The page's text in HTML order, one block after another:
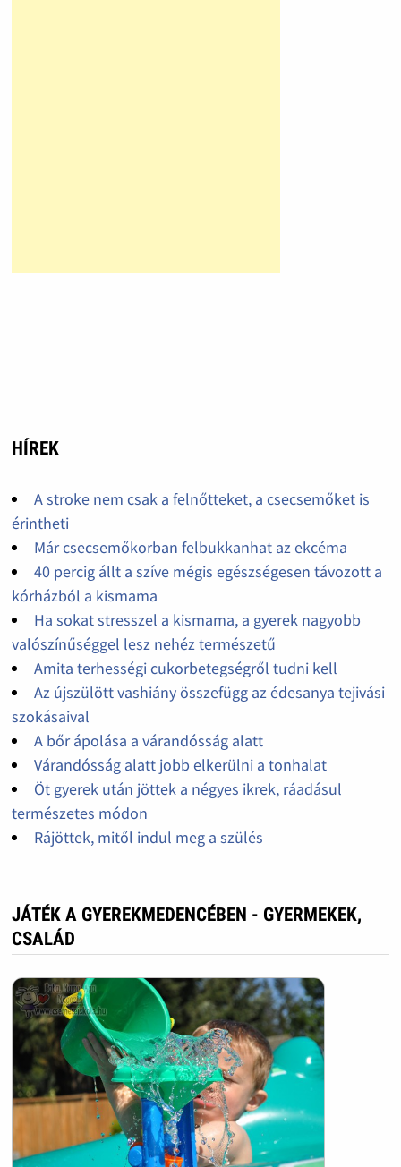
HÍREK
A stroke nem csak a felnőtteket, a csecsemőket is
érintheti
Már csecsemőkorban felbukkanhat az ekcéma
40 percig állt a szíve mégis egészségesen távozott a
kórházból a kismama
Ha sokat stresszel a kismama, a gyerek nagyobb
valószínűséggel lesz nehéz természetű
Amita terhességi cukorbetegségről tudni kell
Az újszülött vashiány összefügg az édesanya tejivási
szokásaival
A bőr ápolása a várandósság alatt
Várandósság alatt jobb elkerülni a tonhalat
Öt gyerek után jöttek a négyes ikrek, ráadásul
természetes módon
Rájöttek, mitől indul meg a szülés
JÁTÉK A GYEREKMEDENCÉBEN - GYERMEKEK,
CSALÁD